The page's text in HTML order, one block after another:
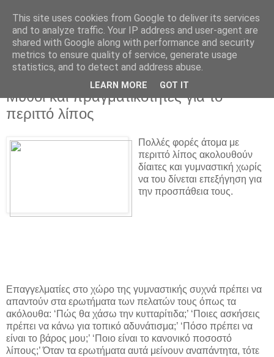
Μύθοι και πραγματικότητες για το
περιττό λίπος
Πολλές φορές άτομα με
περιττό λίπος ακολουθούν
δίαιτες και γυμναστική χωρίς
να του δίνεται επεξήγηση για
την προσπάθεια τους.
Επαγγελματίες στο χώρο της γυμναστικής συχνά πρέπει να
απαντούν στα ερωτήματα των πελατών τους όπως τα
ακόλουθα: ‘Πώς θα χάσω την κυτταρίτιδα;’ ‘Ποιες ασκήσεις
πρέπει να κάνω για τοπικό αδυνάτισμα;’ ‘Πόσο πρέπει να
είναι το βάρος μου;’ ‘Ποιο είναι το κανονικό ποσοστό
λίπους;’ Όταν τα ερωτήματα αυτά μείνουν αναπάντητα, τότε
This site uses cookies from Google to deliver its services
and to analyze traffic. Your IP address and user-agent are
shared with Google along with performance and security
metrics to ensure quality of service, generate usage
statistics, and to detect and address abuse.
LEARN MORE GOT IT